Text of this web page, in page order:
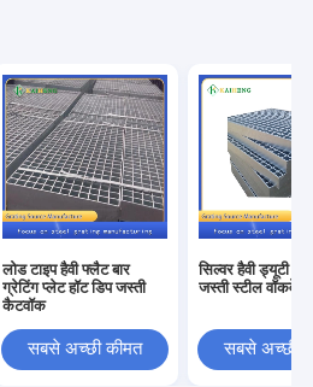
लोड टाइप हैवी फ्लैट बार
ग्रेटिंग प्लेट हॉट डिप जस्ती
कैटवॉक
सबसे अच्छी कीमत
सिल्वर हैवी ड्यूटी
जस्ती स्टील वॉकवे
सबसे अच्छी